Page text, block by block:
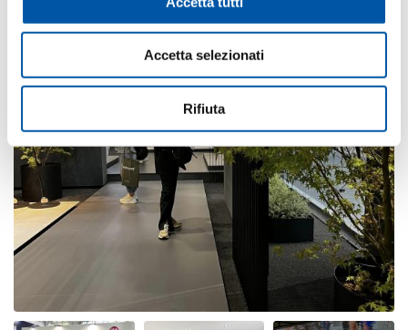
Accetta selezionati
Rifiuta